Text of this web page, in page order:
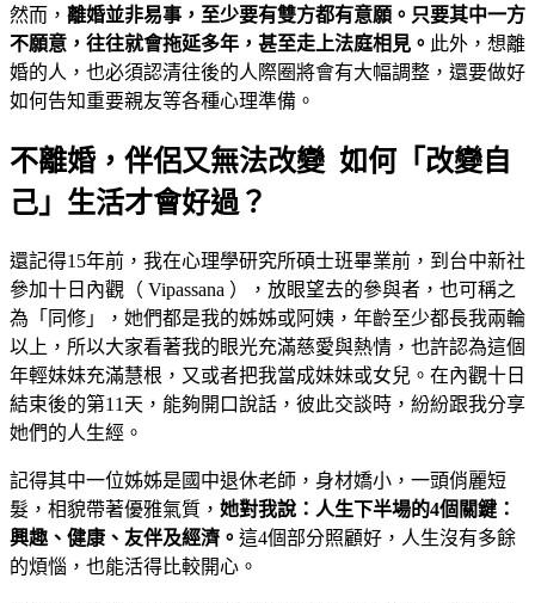
然而， 離婚並非易事，至少要有雙方都有意願。只要其中一方
不願意，往往就會拖延多年，甚至走上法庭相見。 此外，想離
婚的人，也必須認清往後的人際圈將會有大幅調整，還要做好
如何告知重要親友等各種心理準備。
不離婚，伴侶又無法改變 如何「改變自
己」生活才會好過？
還記得15年前，我在心理學研究所碩士班畢業前，到台中新社
參加十日內觀（ Vipassana ），放眼望去的參與者，也可稱之
為「同修」，她們都是我的姊姊或阿姨，年齡至少都長我兩輪
以上，所以大家看著我的眼光充滿慈愛與熱情，也許認為這個
年輕妹妹充滿慧根，又或者把我當成妹妹或女兒。在內觀十日
結束後的第11天，能夠開口說話，彼此交談時，紛紛跟我分享
她們的人生經。
記得其中一位姊姊是國中退休老師，身材嬌小，一頭俏麗短
髮，相貌帶著優雅氣質， 她對我說：人生下半場的4個關鍵：
興趣、健康、友伴及經濟。 這4個部分照顧好，人生沒有多餘
的煩惱，也能活得比較開心。